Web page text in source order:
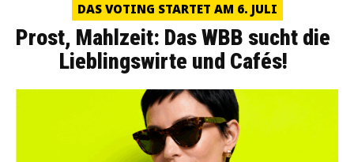
DAS VOTING STARTET AM 6. JULI
Prost, Mahlzeit: Das WBB sucht die
Lieblingswirte und Cafés!